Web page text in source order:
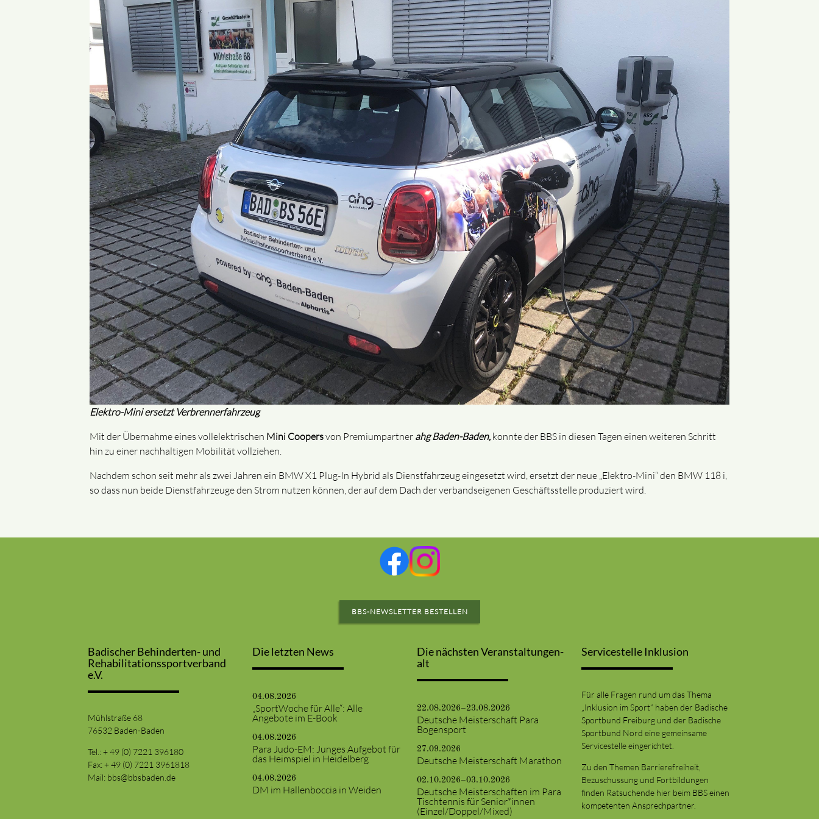
Elektro-Mini ersetzt Verbrennerfahrzeug
Mit der Übernahme eines vollelektrischen Mini Coopersvon Premiumpartner ahg Baden-Baden, konnte der BBS in diesen Tagen einen weiteren Schritt
hin zu einer nachhaltigen Mobilität vollziehen.
Nachdem schon seit mehr als zwei Jahren ein BMW X1 Plug-In Hybrid als Dienstfahrzeug eingesetzt wird, ersetzt der neue „Elektro-Mini“ den BMW 118 i,
so dass nun beide Dienstfahrzeuge den Strom nutzen können, der auf dem Dach der verbandseigenen Geschäftsstelle produziert wird.
BBS-NEWSLETTER BESTELLEN
Badischer Behinderten- und
Rehabilitationssportverband
e.V.
Mühlstraße 68
76532 Baden-Baden
Tel.: + 49 (0) 7221 396180
Fax: + 49 (0) 7221 3961818
Mail: bbs@bbsbaden.de
Die letzten News
04.08.2026
„SportWoche für Alle“: Alle
Angebote im E-Book
04.08.2026
Para Judo-EM: Junges Aufgebot für
das Heimspiel in Heidelberg
04.08.2026
DM im Hallenboccia in Weiden
Die nächsten Veranstaltungen-
alt
22.08.2026–23.08.2026
Deutsche Meisterschaft Para
Bogensport
27.09.2026
Deutsche Meisterschaft Marathon
02.10.2026–03.10.2026
Deutsche Meisterschaften im Para
Tischtennis für Senior*innen
(Einzel/Doppel/Mixed)
Servicestelle Inklusion
Für alle Fragen rund um das Thema
„Inklusion im Sport“ haben der Badische
Sportbund Freiburg und der Badische
Sportbund Nord eine gemeinsame
Servicestelle eingerichtet.
Zu den Themen Barrierefreiheit,
Bezuschussung und Fortbildungen
finden Ratsuchende hier beim BBS einen
kompetenten Ansprechpartner.